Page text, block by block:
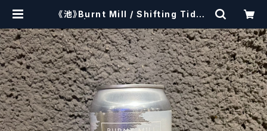
《池》Burnt Mill / Shifting Tides